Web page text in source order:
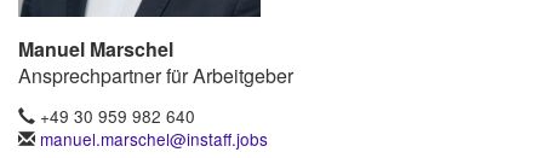
Manuel Marschel
Ansprechpartner für Arbeitgeber
+49 30 959 982 640
manuel.marschel@instaff.jobs